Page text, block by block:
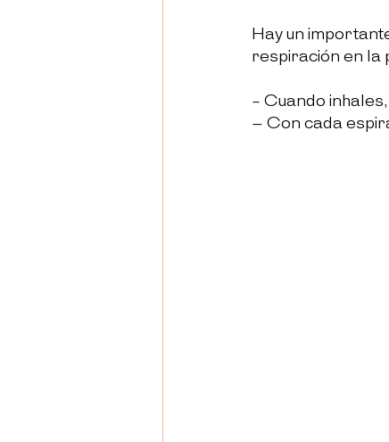
Hay un
respiración en la
- Cuando
– Con cada